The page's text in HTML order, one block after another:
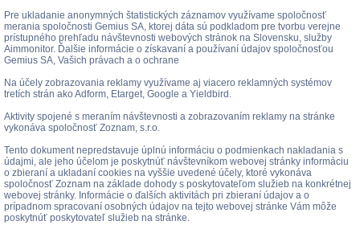
Pre ukladanie anonymných štatistických záznamov využívame spoločnosť
merania spoločnosti Gemius SA, ktorej dáta sú podkladom pre tvorbu verejne
prístupného prehľadu návštevnosti webových stránok na Slovensku, služby
Aimmonitor. Ďalšie informácie o získavaní a používaní údajov spoločnosťou
Gemius SA, Vašich právach a o ochrane
Na účely zobrazovania reklamy využívame aj viacero reklamných systémov
tretích strán ako Adform, Etarget, Google a Yieldbird.
Aktivity spojené s meraním návštevnosti a zobrazovaním reklamy na stránke
vykonáva spoločnosť Zoznam, s.r.o.
Tento dokument nepredstavuje úplnú informáciu o podmienkach nakladania s
údajmi, ale jeho účelom je poskytnúť návštevníkom webovej stránky informáciu
o zbieraní a ukladaní cookies na vyššie uvedené účely, ktoré vykonáva
spoločnosť Zoznam na základe dohody s poskytovateľom služieb na konkrétnej
webovej stránky. Informácie o ďalších aktivitách pri zbieraní údajov a o
prípadnom spracovaní osobných údajov na tejto webovej stránke Vám môže
poskytnúť poskytovateľ služieb na stránke.